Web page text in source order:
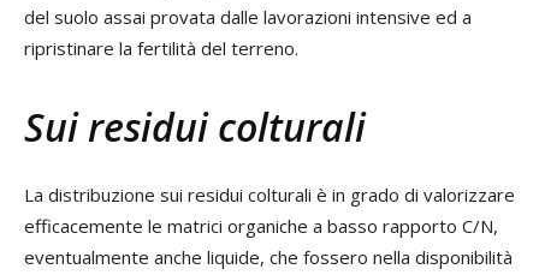
del suolo assai provata dalle lavorazioni intensive ed a
ripristinare la fertilità del terreno.
Sui residui colturali
La distribuzione sui residui colturali è in grado di valorizzare
efficacemente le matrici organiche a basso rapporto C/N,
eventualmente anche liquide, che fossero nella disponibilità